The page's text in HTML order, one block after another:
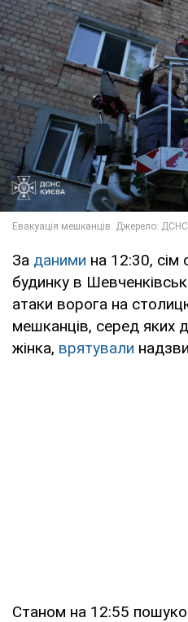
За даними на 12:30, сім
будинку в
атаки ворога на
мешканців, серед яких
жінка, врятували
Станом на 12:55